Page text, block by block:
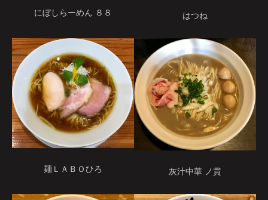
にぼしらーめん ８８ はつね
麺ＬＡＢＯひろ 灰汁中華 ノ貫